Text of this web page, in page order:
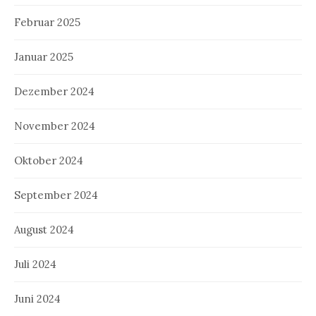
Februar 2025
Januar 2025
Dezember 2024
November 2024
Oktober 2024
September 2024
August 2024
Juli 2024
Juni 2024